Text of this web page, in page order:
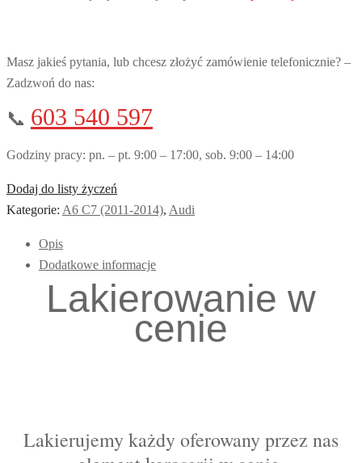
Masz jakieś pytania, lub chcesz złożyć zamówienie telefonicznie? –
Zadzwoń do nas:
📞 603 540 597
Godziny pracy: pn. – pt. 9:00 – 17:00, sob. 9:00 – 14:00
Dodaj do listy życzeń
Kategorie: A6 C7 (2011-2014), Audi
Opis
Dodatkowe informacje
Lakierowanie w
cenie
Lakierujemy każdy oferowany przez nas